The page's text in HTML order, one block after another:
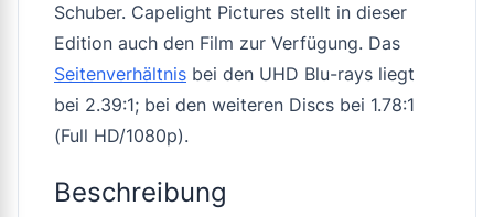
Schuber. Capelight Pictures stellt in dieser
Edition auch den Film zur Verfügung. Das
Seitenverhältnis bei den UHD Blu-rays liegt
bei 2.39:1; bei den weiteren Discs bei 1.78:1
(Full HD/1080p).
Beschreibung